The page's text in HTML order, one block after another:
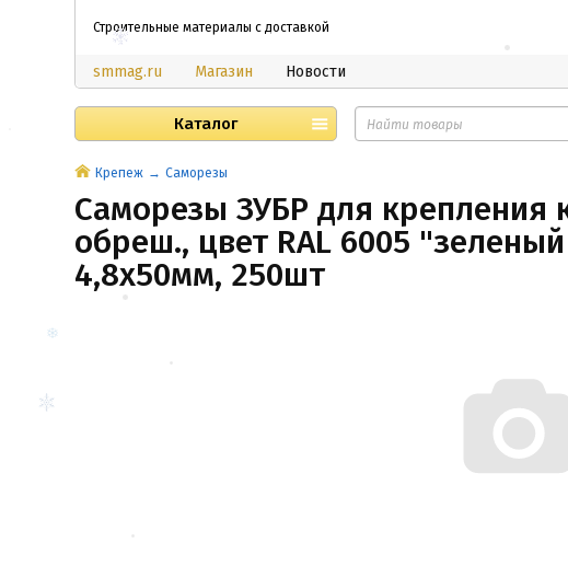
Строительные материалы с доставкой
smmag.ru Магазин Новости
Каталог
Крепеж Саморезы
Саморезы ЗУБР для крепления
обреш., цвет RAL 6005
4,8x50мм, 250шт